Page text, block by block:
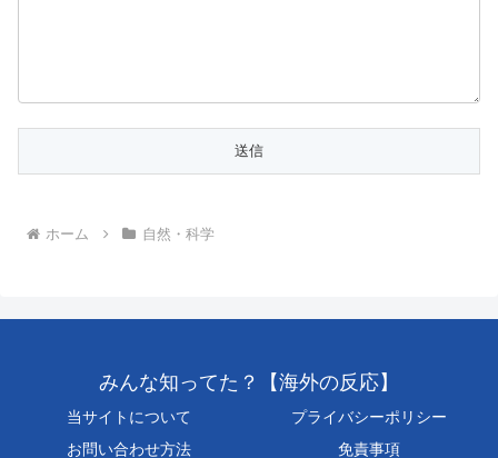
ホーム 自然・科学
みんな知ってた？【海外の反応】
当サイトについて
プライバシーポリシー
お問い合わせ方法
免責事項